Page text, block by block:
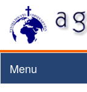
Menu